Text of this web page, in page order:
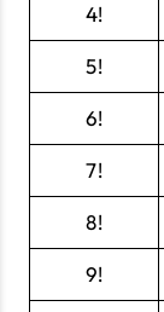
4!
5!
6!
7!
8!
9!